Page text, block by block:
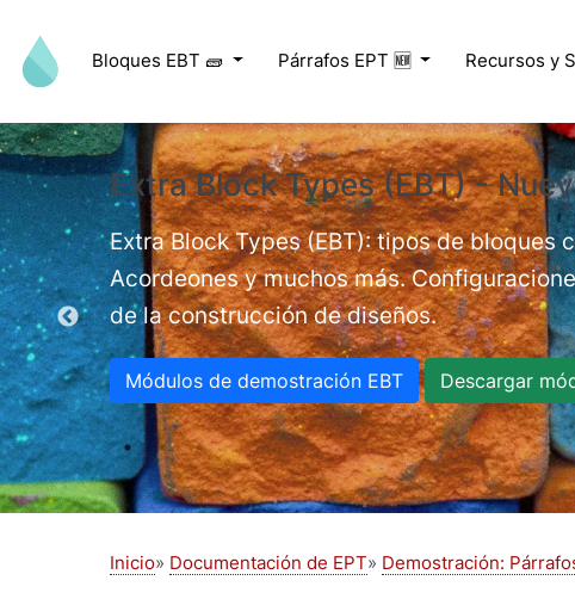
Bloques EBT 🧱 Párrafos EPT 🆕 Recursos y
videos.
Extra Block Types (EBT) -
Extra Block Types (EBT): tipos de
Acordeones y muchos más.
de la construcción de diseños.
Módulos de demostración EBT Descargar
Inicio Documentación de EPT Demostración: